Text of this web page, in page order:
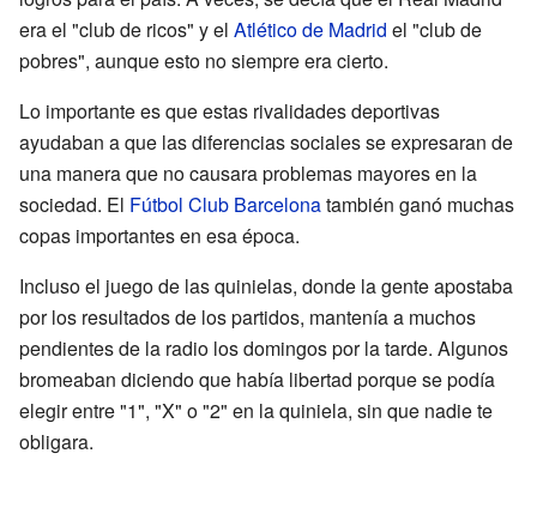
era el "club de ricos" y el Atlético de Madrid el "club de
pobres", aunque esto no siempre era cierto.
Lo importante es que estas rivalidades deportivas
ayudaban a que las diferencias sociales se expresaran de
una manera que no causara problemas mayores en la
sociedad. El Fútbol Club Barcelonatambién ganó muchas
copas importantes en esa época.
Incluso el juego de las quinielas, donde la gente apostaba
por los resultados de los partidos, mantenía a muchos
pendientes de la radio los domingos por la tarde. Algunos
bromeaban diciendo que había libertad porque se podía
elegir entre "1", "X" o "2" en la quiniela, sin que nadie te
obligara.